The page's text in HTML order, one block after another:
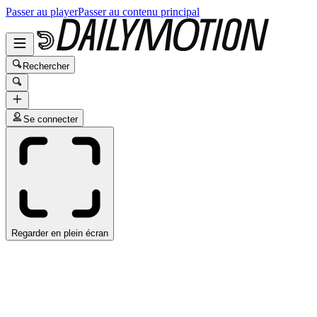
Passer au playerPasser au contenu principal
Rechercher
Se connecter
Regarder en plein écran